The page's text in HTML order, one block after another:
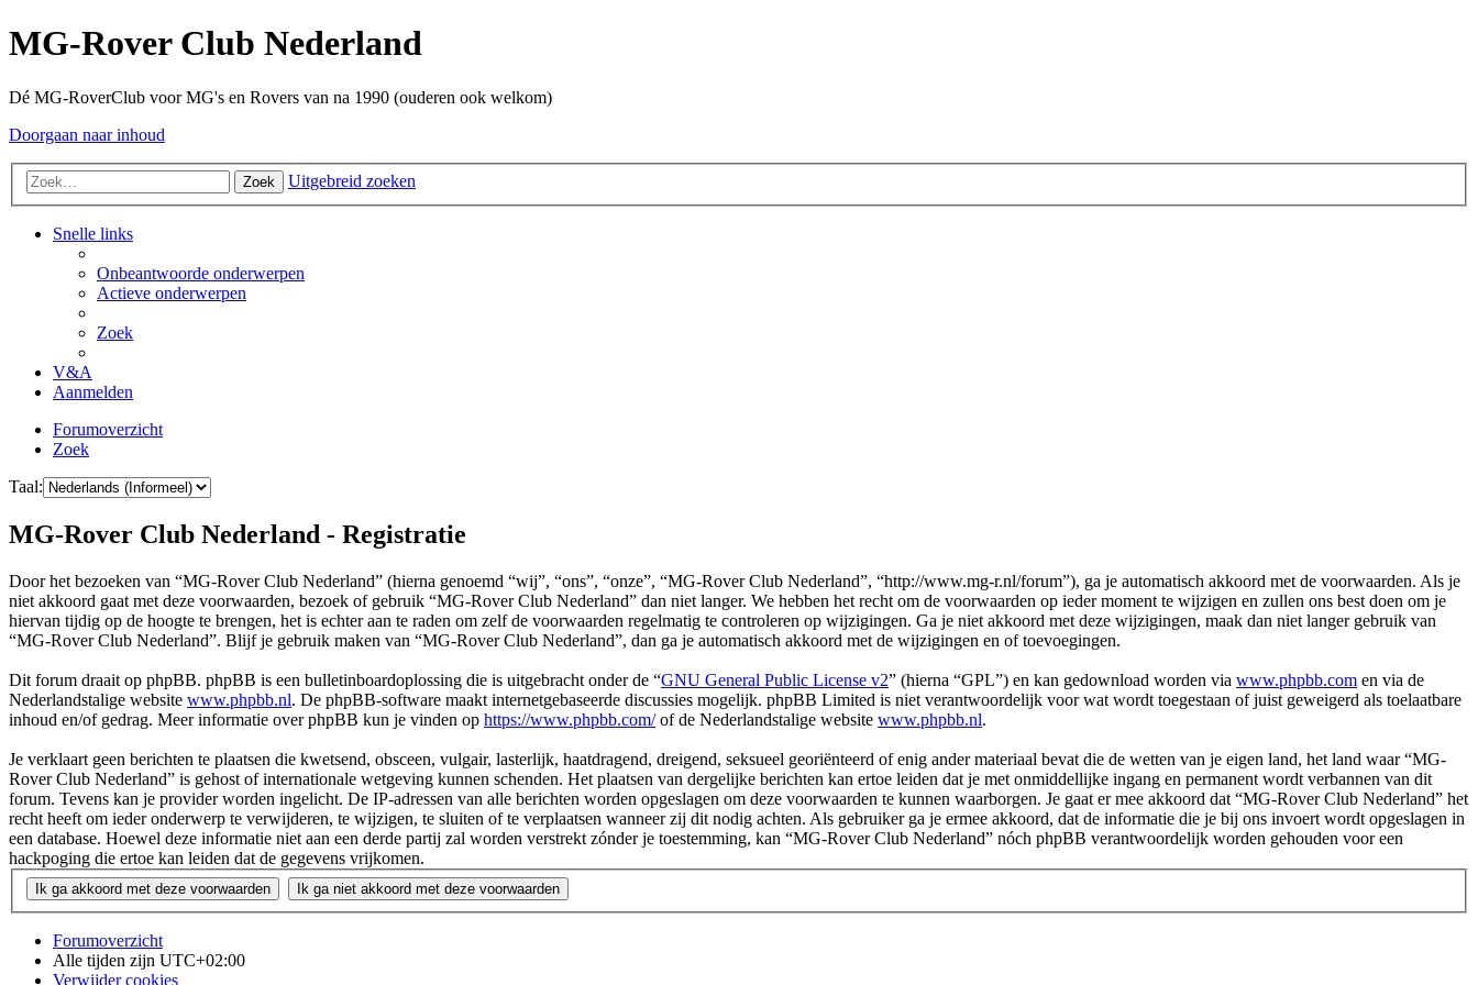
MG-Rover Club Nederland
Dé MG-RoverClub voor MG's en Rovers van na 1990 (ouderen ook welkom)
Doorgaan naar inhoud
Zoek Uitgebreid zoeken
Snelle links
Onbeantwoorde onderwerpen
Actieve onderwerpen
Zoek
V&A
Aanmelden
Forumoverzicht
Zoek
Taal:
MG-Rover Club Nederland - Registratie
Door het bezoeken van “MG-Rover Club Nederland” (hierna genoemd “wij”, “ons”, “onze”, “MG-Rover Club Nederland”, “http://www.mg-r.nl/forum”), ga je automatisch akkoord met de voorwaarden. Als je
niet akkoord gaat met deze voorwaarden, bezoek of gebruik “MG-Rover Club Nederland” dan niet langer. We hebben het recht om de voorwaarden op ieder moment te wijzigen en zullen ons best doen om je
hiervan tijdig op de hoogte te brengen, het is echter aan te raden om zelf de voorwaarden regelmatig te controleren op wijzigingen. Ga je niet akkoord met deze wijzigingen, maak dan niet langer gebruik van
“MG-Rover Club Nederland”. Blijf je gebruik maken van “MG-Rover Club Nederland”, dan ga je automatisch akkoord met de wijzigingen en of toevoegingen.
Dit forum draait op phpBB. phpBB is een bulletinboardoplossing die is uitgebracht onder de “GNU General Public License v2” (hierna “GPL”) en kan gedownload worden via www.phpbb.com en via de
Nederlandstalige website www.phpbb.nl. De phpBB-software maakt internetgebaseerde discussies mogelijk. phpBB Limited is niet verantwoordelijk voor wat wordt toegestaan of juist geweigerd als toelaatbare
inhoud en/of gedrag. Meer informatie over phpBB kun je vinden op https://www.phpbb.com/of de Nederlandstalige website www.phpbb.nl.
Je verklaart geen berichten te plaatsen die kwetsend, obsceen, vulgair, lasterlijk, haatdragend, dreigend, seksueel georiënteerd of enig ander materiaal bevat die de wetten van je eigen land, het land waar “MG-
Rover Club Nederland” is gehost of internationale wetgeving kunnen schenden. Het plaatsen van dergelijke berichten kan ertoe leiden dat je met onmiddellijke ingang en permanent wordt verbannen van dit
forum. Tevens kan je provider worden ingelicht. De IP-adressen van alle berichten worden opgeslagen om deze voorwaarden te kunnen waarborgen. Je gaat er mee akkoord dat “MG-Rover Club Nederland” het
recht heeft om ieder onderwerp te verwijderen, te wijzigen, te sluiten of te verplaatsen wanneer zij dit nodig achten. Als gebruiker ga je ermee akkoord, dat de informatie die je bij ons invoert wordt opgeslagen in
een database. Hoewel deze informatie niet aan een derde partij zal worden verstrekt zónder je toestemming, kan “MG-Rover Club Nederland” nóch phpBB verantwoordelijk worden gehouden voor een
hackpoging die ertoe kan leiden dat de gegevens vrijkomen.
Forumoverzicht
Alle tijden zijn UTC+02:00
Verwijder cookies